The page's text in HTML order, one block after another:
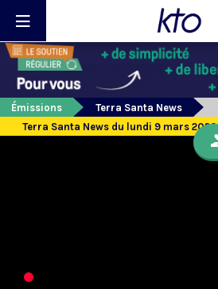
Émissions
Terra Santa News
Terra Santa News du lundi 9 mars 2020